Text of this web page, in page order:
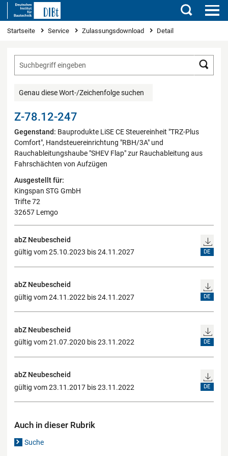
Suchen
Sie sind hier
Startseite Service Zulassungsdownload Detail
Genau diese Wort-/Zeichenfolge suchen
Z-78.12-247
Gegenstand: Bauprodukte LiSE CE Steuereinheit "TRZ-Plus
Comfort", Handsteuereinrichtung "RBH/3A" und
Rauchableitungshaube "SHEV Flap" zur Rauchableitung aus
Fahrschächten von Aufzügen
Ausgestellt für:
Kingspan STG GmbH
Trifte 72
32657 Lemgo
abZ Neubescheid
gültig vom 25.10.2023 bis 24.11.2027
DE
abZ Neubescheid
gültig vom 24.11.2022 bis 24.11.2027
DE
abZ Neubescheid
gültig vom 21.07.2020 bis 23.11.2022
DE
abZ Neubescheid
gültig vom 23.11.2017 bis 23.11.2022
DE
Auch in dieser Rubrik
Suche